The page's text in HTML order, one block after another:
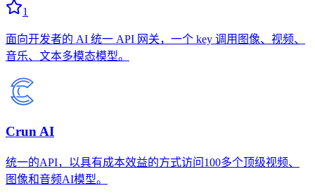
1
面向开发者的 AI 统一 API 网关，一个 key 调用图像、视频、
音乐、文本多模态模型。
Crun AI
统一的API，以具有成本效益的方式访问100多个顶级视频、
图像和音频AI模型。